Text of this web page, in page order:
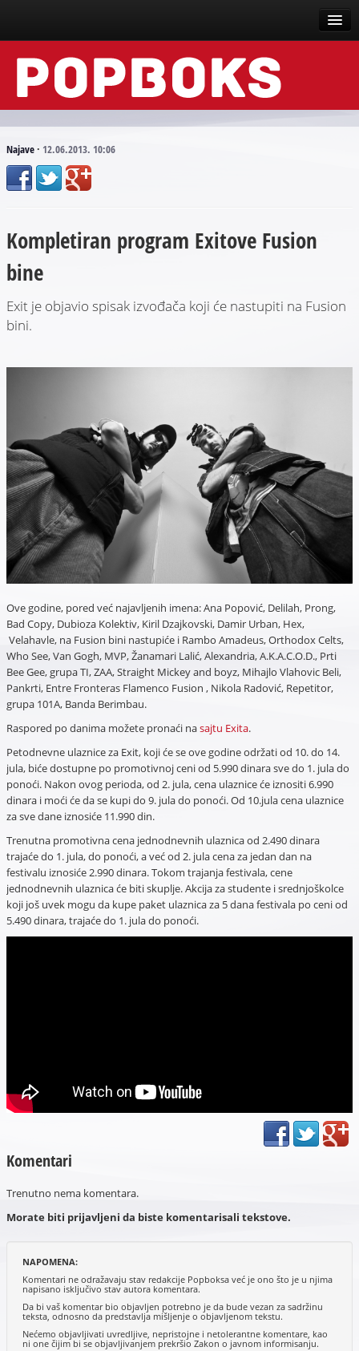
Vesti
Događaji
Tekstovi
Scena
Arhive
Najave· 12.06.2013. 10:06
Kompletiran program Exitove Fusion
bine
Exit je objavio spisak izvođača koji će nastupiti na Fusion
bini.
Ove godine, pored već najavljenih imena: Ana Popović, Delilah, Prong,
Bad Copy, Dubioza Kolektiv, Kiril Dzajkovski, Damir Urban, Hex,
Velahavle, na Fusion bini nastupiće i Rambo Amadeus, Orthodox Celts,
Who See, Van Gogh, MVP, Žanamari Lalić, Alexandria, A.K.A.C.O.D., Prti
Bee Gee, grupa TI, ZAA, Straight Mickey and boyz, Mihajlo Vlahovic Beli,
Pankrti, Entre Fronteras Flamenco Fusion , Nikola Radović, Repetitor,
grupa 101A, Banda Berimbau.
Raspored po danima možete pronaći nasajtu Exita.
Petodnevne ulaznice za Exit, koji će se ove godine održati od 10. do 14.
jula, biće dostupne po promotivnoj ceni od 5.990 dinara sve do 1. jula do
ponoći. Nakon ovog perioda, od 2. jula, cena ulaznice će iznositi 6.990
dinara i moći će da se kupi do 9. jula do ponoći. Od 10.jula cena ulaznice
za sve dane iznosiće 11.990 din.
Trenutna promotivna cena jednodnevnih ulaznica od 2.490 dinara
trajaće do 1. jula, do ponoći, a već od 2. jula cena za jedan dan na
festivalu iznosiće 2.990 dinara. Tokom trajanja festivala, cene
jednodnevnih ulaznica će biti skuplje. Akcija za studente i srednjoškolce
koji još uvek mogu da kupe paket ulaznica za 5 dana festivala po ceni od
5.490 dinara, trajaće do 1. jula do ponoći.
Komentari
Trenutno nema komentara.
Morate biti prijavljeni da biste komentarisali tekstove.
NAPOMENA:
Komentari ne odražavaju stav redakcije Popboksa već je ono što je u njima
napisano isključivo stav autora komentara.
Da bi vaš komentar bio objavljen potrebno je da bude vezan za sadržinu
teksta, odnosno da predstavlja mišljenje o objavljenom tekstu.
Nećemo objavljivati uvredljive, nepristojne i netolerantne komentare, kao
ni one čijim bi se objavljivanjem prekršio Zakon o javnom informisanju.